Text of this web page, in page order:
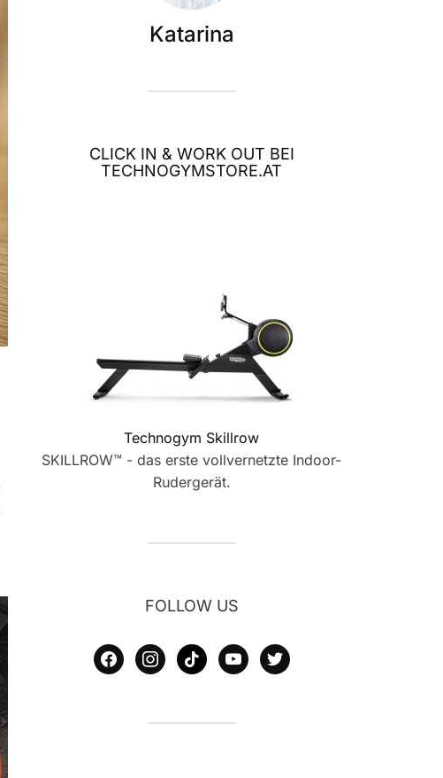
Katarina
CLICK IN & WORK OUT BEI
TECHNOGYMSTORE.AT
Technogym Skillrow
SKILLROW™ - das erste vollvernetzte Indoor-
Rudergerät.
FOLLOW US
facebookinstagram
tiktok youtubetwitter